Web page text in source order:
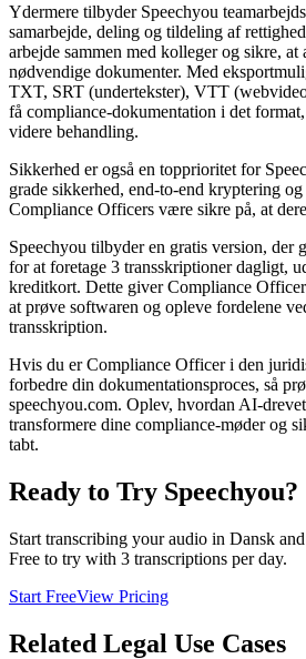
Ydermere tilbyder Speechyou
samarbejde, deling og tildeling af
arbejde sammen med kolleger og sikre, at
nødvendige dokumenter. Med
TXT, SRT (undertekster), VTT
få compliance-dokumentation i det
videre behandling.
Sikkerhed er også en topprioritet for
grade sikkerhed, end-to-end kryptering
Compliance Officers være sikre på, at
Speechyou tilbyder en gratis version, der
for at foretage 3 transskriptioner dagligt,
kreditkort. Dette giver Compliance
at prøve softwaren og opleve fordelene
transskription.
Hvis du er Compliance Officer i den
forbedre din dokumentationsproces, så
speechyou.com. Oplev, hvordan AI-
transformere dine compliance-møder og
tabt.
Ready to Try Speechyou?
Start transcribing your audio in Dansk
Free to try with 3 transcriptions per day.
Start FreeView Pricing
Related Legal Use Cases